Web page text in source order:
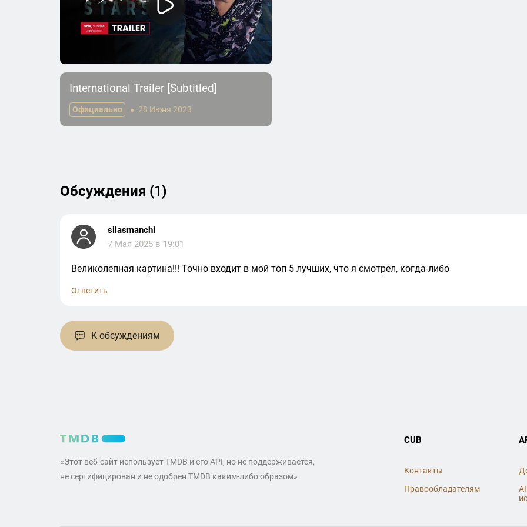
International Trailer [Subtitled]
Официально 28 Июня 2023
Обсуждения (1)
silasmanchi
7 Мая 2025 в 19:01
Великолепная картина!!! Точно входит в мой топ 5 лучших, что я смотрел, когда-либо
Ответить
К обсуждениям
«Этот веб-сайт использует TMDB и его API, но не поддерживается,
не сертифицирован и не одобрен TMDB каким-либо образом»
CUB
Контакты
Правообладателям